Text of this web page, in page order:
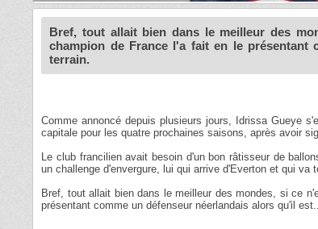
Bref, tout allait bien dans le meilleur des
champion de France l'a fait en le présentant
terrain.
Comme annoncé depuis plusieurs jours, Idrissa Gueye
capitale pour les quatre prochaines saisons, après avoir
Le club francilien avait besoin d'un bon râtisseur de
un challenge d'envergure, lui qui arrive d'Everton et qui
Bref, tout allait bien dans le meilleur des mondes, si ce
présentant comme un défenseur néerlandais alors qu'il